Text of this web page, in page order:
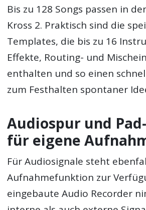
Bis zu 128 Songs passen in
Kross 2. Praktisch sind die
Templates, die bis zu 16
Effekte, Routing- und
enthalten und so einen
zum Festhalten spontaner
Audiospur und
für eigene
Für Audiosignale steht
Aufnahmefunktion zur
eingebaute Audio Recorder